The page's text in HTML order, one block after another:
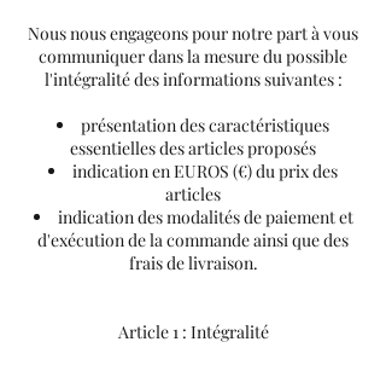
Nous nous engageons pour notre part à vous
communiquer dans la mesure du possible
l'intégralité des informations suivantes :
présentation des caractéristiques
essentielles des articles proposés
indication en EUROS (€) du prix des
articles
indication des modalités de paiement et
d'exécution de la commande ainsi que des
frais de livraison.
Article 1 : Intégralité